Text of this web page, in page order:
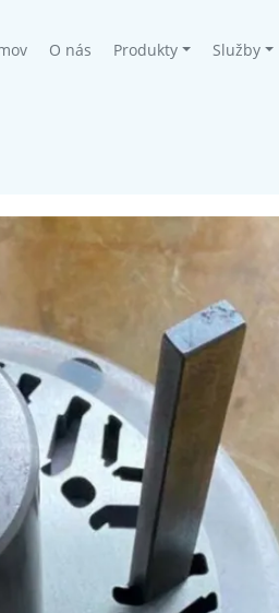
(current)
O nás Produkty Služby